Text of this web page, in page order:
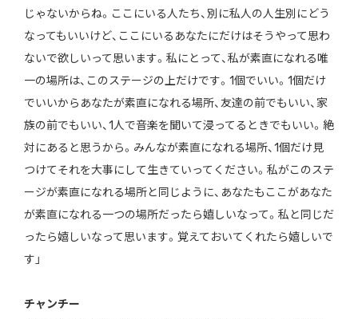
じゃないからね。ここにいる人たち、別に私人の人生別にどう
なってもいいけど、ここにいるあなたにだけはそうやって思わ
ないで欲しいって思います。私にとって、私が素直になれる唯
一の場所は、このステージの上だけです。1個でいい。1個だけ
でいいからあなたが素直になれる場所、友達の前でもいい、家
族の前でもいい、1人で音楽を聞いて浸ってるときでもいい。絶
対にあると思うから。みんなが素直になれる場所、1個だけ見
つけてそれを大事にして生きていってください。私がこのステ
ージが素直になれる場所と同じように、あなたもここがあなた
が素直になれる一つの場所だったら嬉しいなって。私と同じだ
ったら嬉しいなって思います。覚えておいてくれたら嬉しいで
す」
チャンチー